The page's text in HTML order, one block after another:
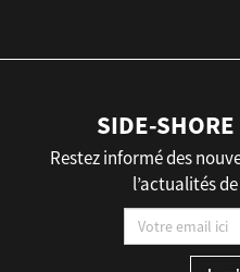
SIDE-
Restez informé des
l’actualités